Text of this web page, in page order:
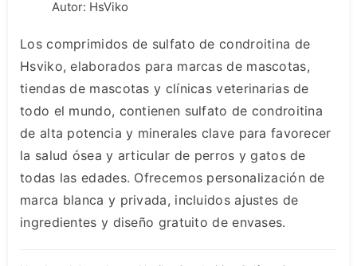
Autor: HsViko
Los comprimidos de sulfato de condroitina de
Hsviko, elaborados para marcas de mascotas,
tiendas de mascotas y clínicas veterinarias de
todo el mundo, contienen sulfato de condroitina
de alta potencia y minerales clave para favorecer
la salud ósea y articular de perros y gatos de
todas las edades. Ofrecemos personalización de
marca blanca y privada, incluidos ajustes de
ingredientes y diseño gratuito de envases.